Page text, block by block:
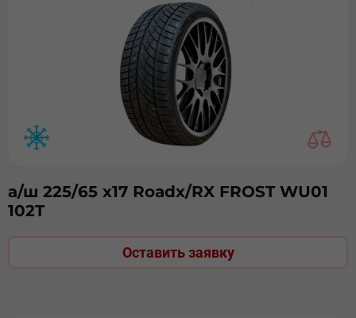
а/ш 225/65 х17 Roadx/RX FROST WU01
102T
Оставить заявку